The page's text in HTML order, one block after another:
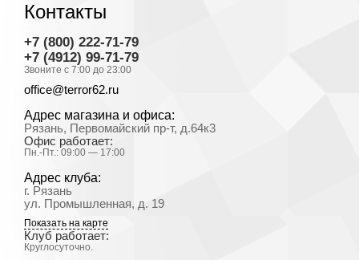
Контакты
+7 (800) 222-71-79
+7 (4912) 99-71-79
Звоните с 7:00 до 23:00
office@terror62.ru
Адрес магазина и офиса:
Рязань, Первомайский пр-т, д.64к3
Офис работает:
Пн.-Пт.: 09:00 — 17:00
Адрес клуба:
г. Рязань
ул. Промышленная, д. 19
Показать на карте
Клуб работает:
Круглосуточно.